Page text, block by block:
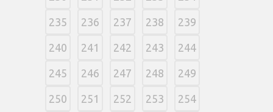
235 236 237 238 239
240 241 242 243 244
245 246 247 248 249
250 251 252 253 254